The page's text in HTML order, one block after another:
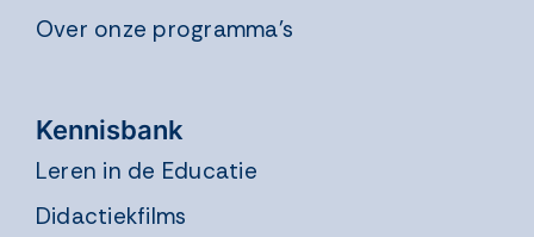
Over onze programma’s
Kennisbank
Leren in de Educatie
Didactiekfilms